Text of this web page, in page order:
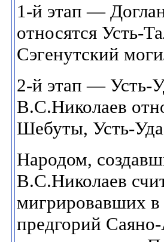
1-й этап —
относятся Усть-
Сэгенутский
2-й этап —
В.С.Николаев
Шебуты, Усть-
Народом,
В.С.Николаев
мигрировавших в
предгорий